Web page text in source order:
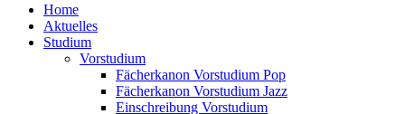
Home
Aktuelles
Studium
Vorstudium
Fächerkanon Vorstudium Pop
Fächerkanon Vorstudium Jazz
Einschreibung Vorstudium